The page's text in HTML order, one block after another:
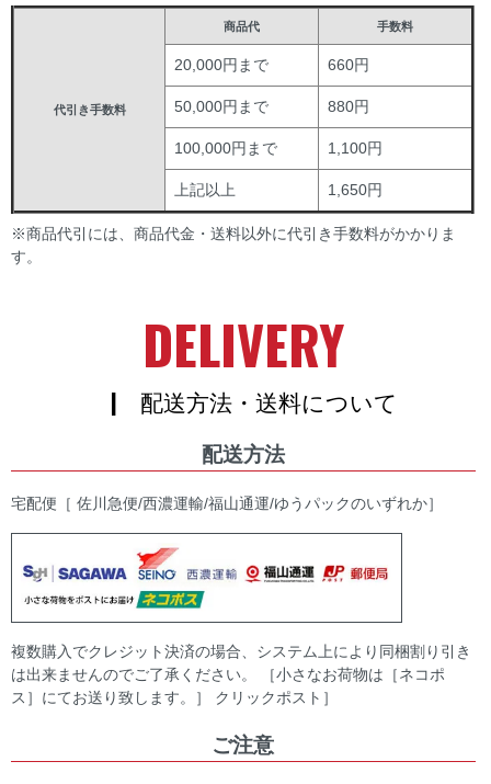
代引き手数料
商品代 手数料
20,000円まで 660円
50,000円まで 880円
100,000円まで 1,100円
上記以上 1,650円
※商品代引には、商品代金・送料以外に代引き手数料がかかりま
す。
DELIVERY
| 配送方法・送料について
配送方法
宅配便［ 佐川急便/西濃運輸/福山通運/ゆうパックのいずれか］
複数購入でクレジット決済の場合、システム上により同梱割り引き
は出来ませんのでご了承ください。 ［小さなお荷物は［ネコポ
ス］にてお送り致します。］ クリックポスト］
ご注意